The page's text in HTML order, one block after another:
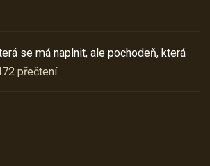
se má naplnit, ale pochodeň, která
přečtení